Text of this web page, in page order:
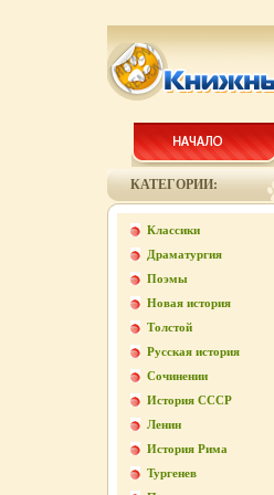
КАТЕГОРИИ:
Классики
Драматургия
Поэмы
Новая история
Толстой
Русская история
Сочинении
История СССР
Ленин
История Рима
Тургенев